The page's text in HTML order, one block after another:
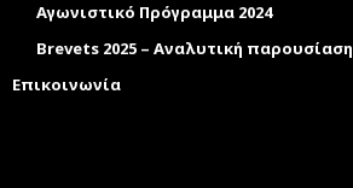
Αγωνιστικό Πρόγραμμα 2024
Brevets 2025 – Αναλυτική παρουσίαση
Επικοινωνία